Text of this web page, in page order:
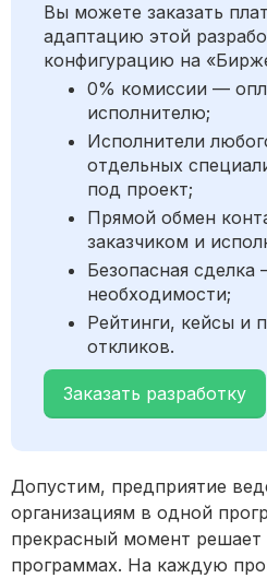
Вы можете заказать
адаптацию этой
конфигурацию на
0% комиссии —
исполнителю;
Исполнители
отдельных
под проект;
Прямой обмен
заказчиком и
Безопасная сделка
необходимости;
Рейтинги, кейсы и
откликов.
Заказать разработку
Допустим, предприятие
организациям в одной
прекрасный момент решает
программах. На каждую